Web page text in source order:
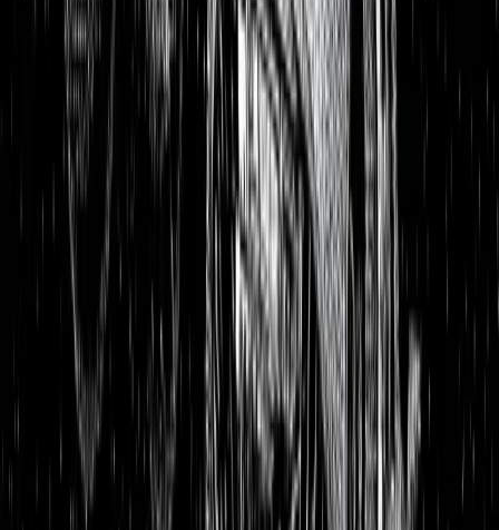
Aktienanalysen